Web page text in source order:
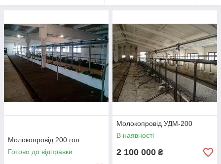
Молокопровід 200 гол
Готово до відправки
Молокопровід УДМ-200
В наявності
2 100 000 ₴